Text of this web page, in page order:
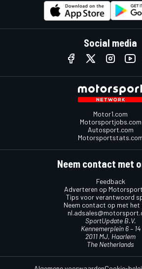
Social media
Motor1.com
Motorsportjobs.com
Autosport.com
Neem contact met
Feedback
Adverteren op
Tips voor verantwoord
Neem contact op met het
SportUpdate B.V.
Kennemerplein 6 – 14
2011 MJ, Haarlem
The Netherlands